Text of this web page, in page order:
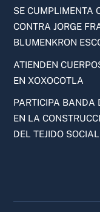
SE CUMPLIMENTA
CONTRA JORGE
BLUMENKRON
ATIENDEN
EN XOXOCOTLA
PARTICIPA BANDA
EN LA
DEL TEJIDO